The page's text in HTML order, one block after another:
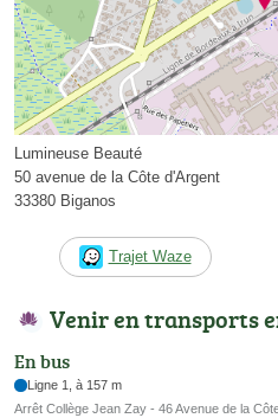
Lumineuse Beauté
50 avenue de la Côte d'Argent
33380 Biganos
Trajet Waze
Venir en transports
En bus
Ligne 1, à 157 m
Arrêt Collège Jean Zay - 46 Avenue de la